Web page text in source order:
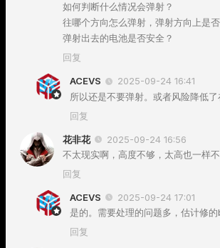
如何判断什么情况会弹射？
往哪个方向怎么弹射，弹射方向上是
弹射出去的电池是否安全？
回复
ACEVS
2025-09-24 16:41
所以还是不要弹射。或者风险降低了
回复
花非花
2025-09-24 16:56
不太现实啊，高度不够，太高也一样
回复
ACEVS
2025-09-24 17:01
是的。需要处理的问题多，估计修的
回复